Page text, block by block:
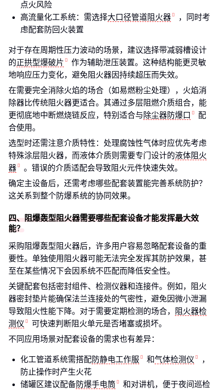
点火风险
高流量化工系统：需选择大口径管道阻火器
，同时考
虑配套防回火装置
对于存在周期性压力波动的场景，建议选择带减弱槽设计
的正拱型爆破片
作为辅助泄压装置。这种结构能更灵敏
地响应压力变化，避免阻火器因持续超压而失效。
在需要完全消除火焰的场合（如易燃粉尘处理），火焰消
除器比传统阻火器更适合。其通过多层阻燃介质组合，能
更彻底地中断燃烧链反应，特别适合与除尘器防爆口
配
合使用。
选型时还需注意介质特性：处理腐蚀性气体时应优先考虑
特殊涂层阻火器，而液体介质则需要专门设计的液体阻火
器
。错误的介质适配会导致阻火元件快速失效。
确定主设备后，还需考虑哪些配套装置能完善系统防护？
这关系到整个防爆系统的协同效果。
四、阻爆轰型阻火器需要哪些配套设备才能发挥最大效
能？
采购阻爆轰型阻火器后，许多用户容易忽略配套设备的重
要性。单独使用阻火器可能无法完全发挥其防护效果，甚
至在某些情况下会因系统不匹配而降低安全性。
关键配套包括密封组件、检测仪器和连接件。例如，阻火
器密封垫片能确保法兰连接处的气密性，避免因微小泄漏
导致阻火性能下降。对于需要定期检测的场合，
阻火器检
测仪
可快速判断阻火单元是否堵塞或损坏。
不同应用场景对配套设备的需求也有差异：
化工管道系统需搭配防静电工作服 和气体检测仪
，
防止操作时产生火花
储罐区建议配备防爆手电筒
和对讲机，便于夜间巡检